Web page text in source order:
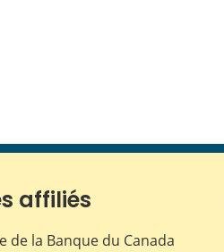
affiliés
de la Banque du Canada